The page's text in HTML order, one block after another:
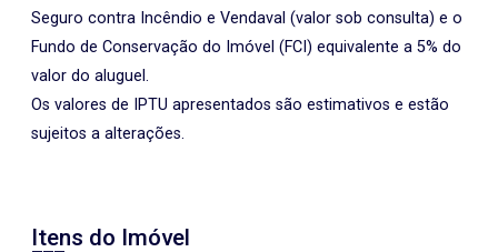
Seguro contra Incêndio e Vendaval (valor sob consulta) e o
Fundo de Conservação do Imóvel (FCI) equivalente a 5% do
valor do aluguel.
Os valores de IPTU apresentados são estimativos e estão
sujeitos a alterações.
Itens do Imóvel